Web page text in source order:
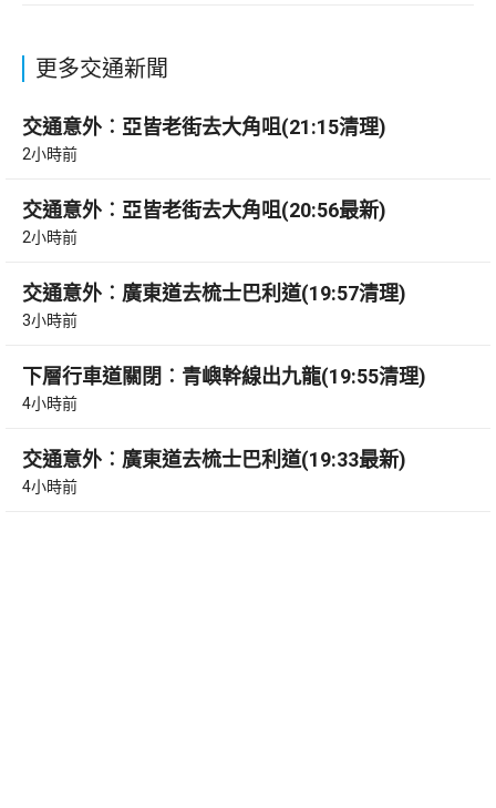
更多交通新聞
交通意外︰亞皆老街去大角咀(21:15清理)
2小時前
交通意外︰亞皆老街去大角咀(20:56最新)
2小時前
交通意外︰廣東道去梳士巴利道(19:57清理)
3小時前
下層行車道關閉︰青嶼幹線出九龍(19:55清理)
4小時前
交通意外︰廣東道去梳士巴利道(19:33最新)
4小時前